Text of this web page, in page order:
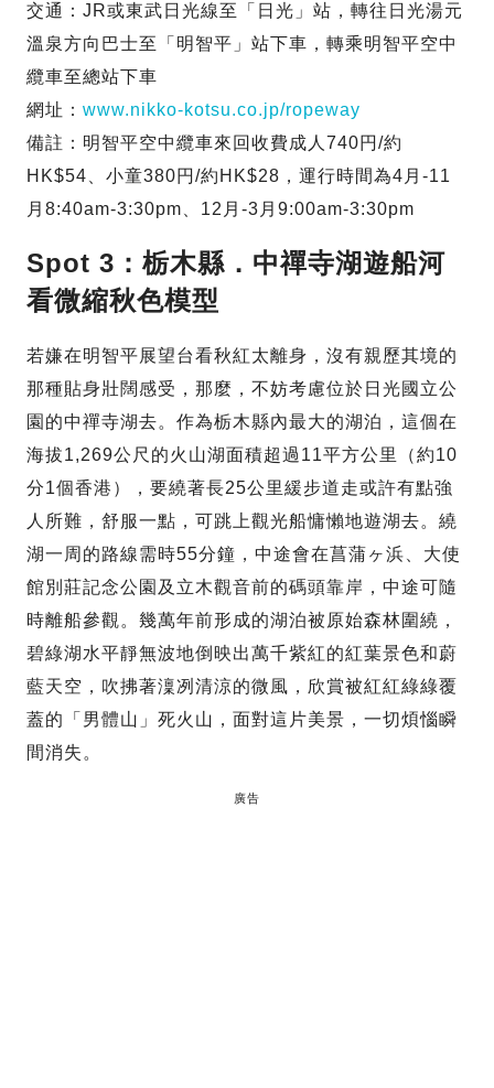
交通：JR或東武日光線至「日光」站，轉往日光湯元
溫泉方向巴士至「明智平」站下車，轉乘明智平空中
纜車至總站下車
網址： www.nikko-kotsu.co.jp/ropeway
備註：明智平空中纜車來回收費成人740円/約
HK$54、小童380円/約HK$28，運行時間為4月-11
月8:40am-3:30pm、12月-3月9:00am-3:30pm
Spot 3：栃木縣．中禪寺湖遊船河
看微縮秋色模型
若嫌在明智平展望台看秋紅太離身，沒有親歷其境的
那種貼身壯闊感受，那麼，不妨考慮位於日光國立公
園的中禪寺湖去。作為栃木縣內最大的湖泊，這個在
海拔1,269公尺的火山湖面積超過11平方公里（約10
分1個香港），要繞著長25公里緩步道走或許有點強
人所難，舒服一點，可跳上觀光船慵懶地遊湖去。繞
湖一周的路線需時55分鐘，中途會在菖蒲ヶ浜、大使
館別莊記念公園及立木觀音前的碼頭靠岸，中途可隨
時離船參觀。幾萬年前形成的湖泊被原始森林圍繞，
碧綠湖水平靜無波地倒映出萬千紫紅的紅葉景色和蔚
藍天空，吹拂著澟冽清涼的微風，欣賞被紅紅綠綠覆
蓋的「男體山」死火山，面對這片美景，一切煩惱瞬
間消失。
廣告